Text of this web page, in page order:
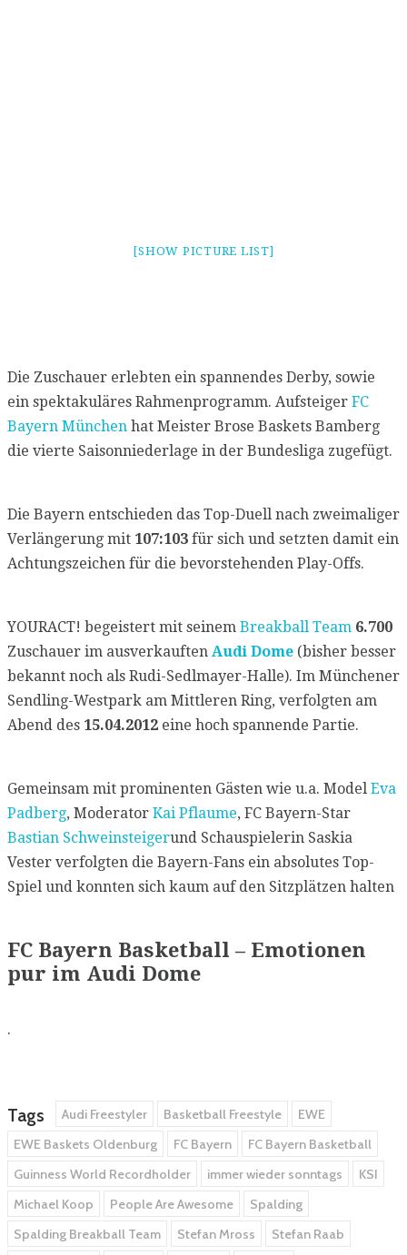
[SHOW PICTURE LIST]
Die Zuschauer erlebten ein spannendes Derby, sowie
ein spektakuläres Rahmenprogramm. Aufsteiger FC
Bayern München hat Meister Brose Baskets Bamberg
die vierte Saisonniederlage in der Bundesliga zugefügt.
Die Bayern entschieden das Top-Duell nach zweimaliger
Verlängerung mit 107:103 für sich und setzten damit ein
Achtungszeichen für die bevorstehenden Play-Offs.
YOURACT! begeistert mit seinem Breakball Team 6.700
Zuschauer im ausverkauften Audi Dome (bisher besser
bekannt noch als Rudi-Sedlmayer-Halle). Im Münchener
Sendling-Westpark am Mittleren Ring, verfolgten am
Abend des 15.04.2012 eine hoch spannende Partie.
Gemeinsam mit prominenten Gästen wie u.a. Model Eva
Padberg, Moderator Kai Pflaume, FC Bayern-Star
Bastian Schweinsteigerund Schauspielerin Saskia
Vester verfolgten die Bayern-Fans ein absolutes Top-
Spiel und konnten sich kaum auf den Sitzplätzen halten
FC Bayern Basketball – Emotionen
pur im Audi Dome
.
Tags Audi Freestyler Basketball Freestyle
EWE
EWE Baskets Oldenburg
FC Bayern
FC Bayern Basketball
Guinness World Recordholder
immer wieder sonntags
KSI
Michael Koop
People Are Awesome
Spalding
Spalding Breakball Team
Stefan Mross
Stefan Raab